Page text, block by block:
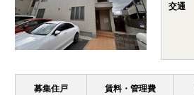
交通
募集住戸 賃料・管理費